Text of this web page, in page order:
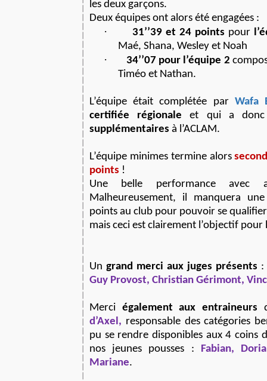
les deux garçons.
Deux équipes ont alors été engagées :
· 31’’39 et 24 points pour
Maé, Shana, Wesley et Noah
· 34’’07 pour l’équipe 2
Timéo et Nathan.
L’équipe était complétée par Wafa
certifiée régionale et qui a
supplémentaires à l’ACLAM.
L’équipe minimes termine alors
points !
Une belle performance
Malheureusement, il manquera
points au club pour pouvoir se
mais ceci est clairement l’objectif pour
Un grand merci aux juges présents :
Guy Provost, Christian Gérimont,
Merci également aux entraineurs
d’Axel, responsable des catégories
pu se rendre disponibles aux 4 coins
nos jeunes pousses :
Fabian,
Mariane.